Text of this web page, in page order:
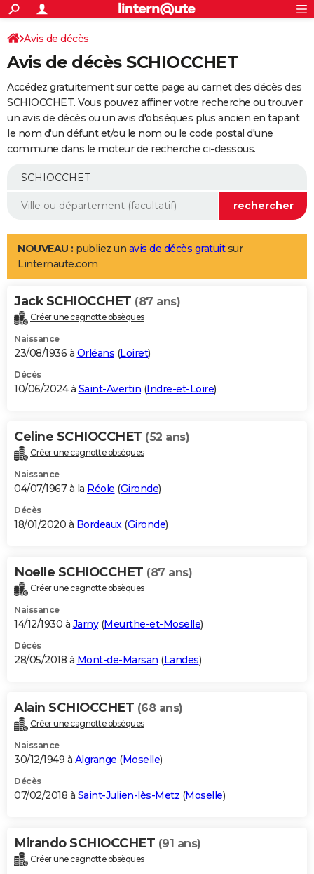
ACTUALITÉS
Politique
Société
Faits Divers
Education
Monde
Villes
+
SPORT
Coupe du monde 2026
Football
Tennis
Cyclisme
Rugby
Forum
Programme TV
TNT
Streaming
Cinéma
Sorties cinéma
Musique
+
FINANCE
Impôts
Immobilier
Risques naturels par ville
Banque
Assurance
Crédit
AUTO
Essais
Réserver un essai
Citadines
Berlines
SUV
Forum auto
+
Mobiles
Meilleur smartphone
Internet
Ordinateurs
Jeux vidéo
Guide high-tech
Aménagement intérieur
LIFESTYLE
Art de vivre
Bien-être
Loisirs
Mode
Modes de vie
Alimentation
Guide de la santé
Maladies
Médicaments
Sommeil
VOYAGE
Destinations
City break
Voyage nature
Voyage de noces
Forum
Climat
+PHOTO
GUIDES D'ACHAT
BONS PLANS
Carte de Noël
Carte Bonne année
Carte Saint-Valentin
Carte Pâques
Carte d'anniversaire
DICTIONNAIRE
Dictionnaire
Biographies
Citations
Expressions
Proverbes
PROGRAMME TV
S'inscrire
Se connecter
Lycées
Collèges
Primaires
Universités
Entreprises
Service militaire
Avis de recherche
AVIS DE DÉCÈS
Bricolage
Lifestyle
Culture
Sport
Auto
Television
Voyage
Cinema
Avis de décès
Avis de décès SCHIOCCHET
Accédez gratuitement sur cette page au carnet des décès des
SCHIOCCHET. Vous pouvez affiner votre recherche ou trouver
un avis de décès ou un avis d'obsèques plus ancien en tapant
le nom d'un défunt et/ou le nom ou le code postal d'une
commune dans le moteur de recherche ci-dessous.
NOUVEAU : publiez un avis de décès gratuitsur
Linternaute.com
Jack SCHIOCCHET (87 ans)
Créer une cagnotte obsèques
Naissance
23/08/1936 à Orléans (Loiret)
Décès
10/06/2024 à Saint-Avertin (Indre-et-Loire)
Celine SCHIOCCHET (52 ans)
Créer une cagnotte obsèques
Naissance
04/07/1967 à la Réole (Gironde)
Décès
18/01/2020 à Bordeaux(Gironde)
Noelle SCHIOCCHET (87 ans)
Créer une cagnotte obsèques
Naissance
14/12/1930 à Jarny(Meurthe-et-Moselle)
Décès
28/05/2018 à Mont-de-Marsan (Landes)
Alain SCHIOCCHET (68 ans)
Créer une cagnotte obsèques
Naissance
30/12/1949 à Algrange (Moselle)
Décès
07/02/2018 à Saint-Julien-lès-Metz (Moselle)
Mirando SCHIOCCHET (91 ans)
Créer une cagnotte obsèques